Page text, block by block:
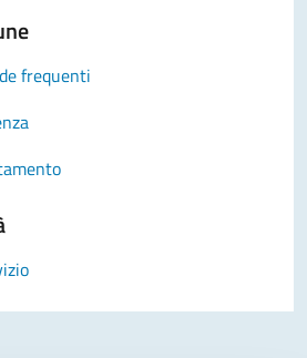
frequenti